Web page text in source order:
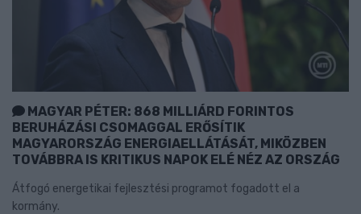
MAGYAR PÉTER: 868 MILLIÁRD FORINTOS
BERUHÁZÁSI CSOMAGGAL ERŐSÍTIK
MAGYARORSZÁG ENERGIAELLÁTÁSÁT, MIKÖZBEN
TOVÁBBRA IS KRITIKUS NAPOK ELÉ NÉZ AZ ORSZÁG
Átfogó energetikai fejlesztési programot fogadott el a
kormány.